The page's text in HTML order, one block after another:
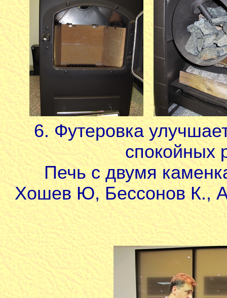
6. Футеровка
спокойных
Печь с двумя
Хошев Ю, Бессонов К.,